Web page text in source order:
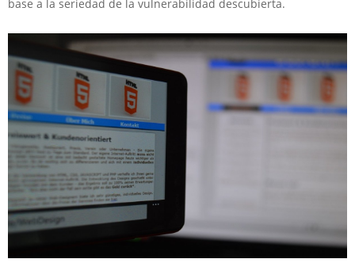
base a la seriedad de la vulnerabilidad descubierta.